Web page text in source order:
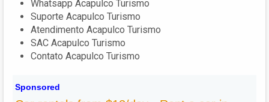
Whatsapp Acapulco Turismo
Suporte Acapulco Turismo
Atendimento Acapulco Turismo
SAC Acapulco Turismo
Contato Acapulco Turismo